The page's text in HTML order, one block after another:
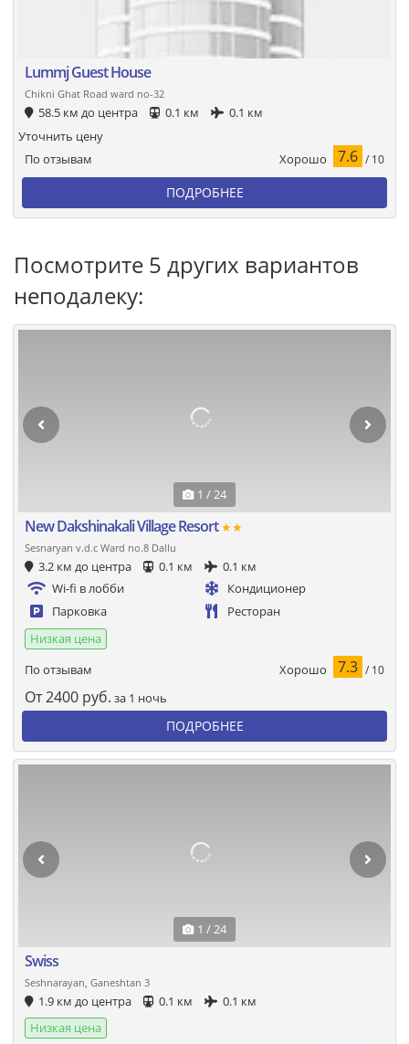
Lummj Guest House
Chikni Ghat Road ward no-32
58.5 км до центра 0.1 км 0.1 км
По отзывам Хорошо 7.6 / 10
Уточнить цену
ПОДРОБНЕЕ
Посмотрите 5 других вариантов
неподалеку:
1 / 24
New Dakshinakali Village Resort★★
Sesnaryan v.d.c Ward no.8 Dallu
3.2 км до центра 0.1 км
0.1 км
Wi-fi в лобби
Кондиционер
Парковка
Ресторан
Низкая цена
По отзывам
Хорошо 7.3 / 10
От2400 руб. за 1 ночь
ПОДРОБНЕЕ
1 / 24
Swiss
Seshnarayan, Ganeshtan 3
1.9 км до центра 0.1 км
0.1 км
Низкая цена